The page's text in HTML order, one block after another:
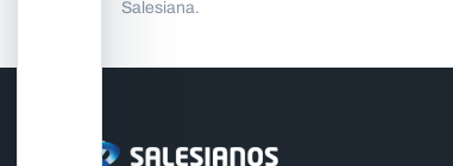
Salesiana.